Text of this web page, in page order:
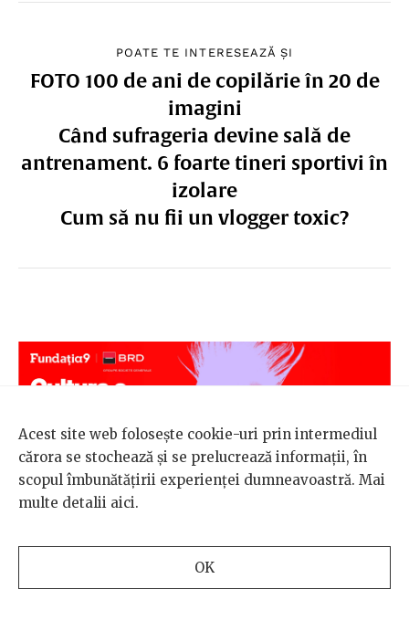
POATE TE INTERESEAZĂ ȘI
FOTO 100 de ani de copilărie în 20 de
imagini
Când sufrageria devine sală de
antrenament. 6 foarte tineri sportivi în
izolare
Cum să nu fii un vlogger toxic?
SCHIMBARE/
Acest site web folosește cookie-uri prin intermediul
cărora se stochează și se prelucrează informații, în
scopul îmbunătățirii experienței dumneavoastră. Mai
multe detalii aici.
OK